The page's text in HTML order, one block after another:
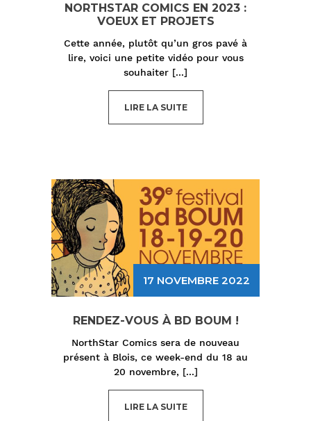
NORTHSTAR COMICS EN 2023 :
VOEUX ET PROJETS
Cette année, plutôt qu’un gros pavé à
lire, voici une petite vidéo pour vous
souhaiter [...]
LIRE LA SUITE
17 NOVEMBRE 2022
RENDEZ-VOUS À BD BOUM !
NorthStar Comics sera de nouveau
présent à Blois, ce week-end du 18 au
20 novembre, [...]
LIRE LA SUITE